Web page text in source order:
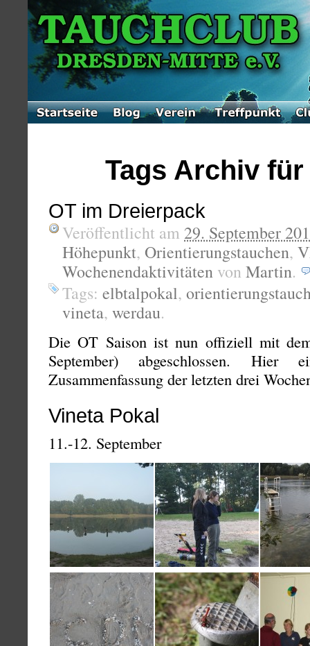
Tags Archiv
OT im Dreierpack
Veröffentlicht am 29. September
Höhepunkt, Orientierungstauchen,
Wochenendaktivitäten von Martin.
Tags: elbtalpokal,
vineta, werdau.
Die OT Saison ist nun offiziell mit
September) abgeschlossen. Hier
Zusammenfassung der letzten drei
Vineta Pokal
11.-12. September